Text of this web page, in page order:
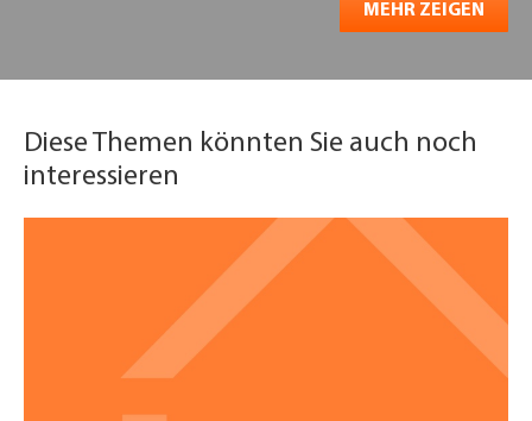
MEHR ZEIGEN
Diese Themen könnten Sie auch noch
interessieren